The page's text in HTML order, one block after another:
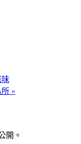
味
»
開。